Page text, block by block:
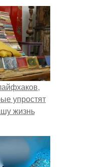
упростят
жизнь